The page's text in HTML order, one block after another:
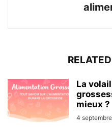
La
mieux ?
4